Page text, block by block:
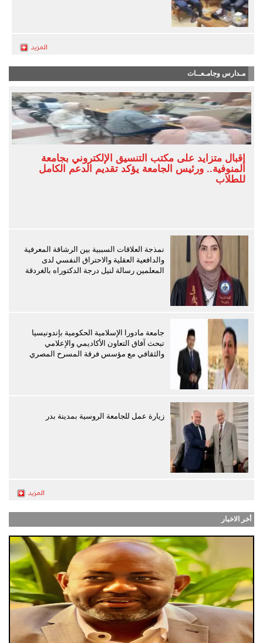
مـدارس وجامـعــات
إقبال متزايد على مكتب التنسيق الإلكتروني بجامعة
المنوفية.. ورئيس الجامعة يؤكد تقديم الدعم الكامل
للطلاب
نمذجة العلاقات السببية بين الرشاقة المعرفية
والدافعية العقلية والاحتراق النفسي لدى
المعلمين رسالة لنيل درجة الدكتوراه بالغردقة
جامعة مادورا الإسلامية الحكومية بإندونيسيا
تبحث آفاق التعاون الأكاديمي والإعلامي
والثقافي مع مؤسس فرقة المسرح المصري
زيارة عمل للجامعة الروسية بمدينة بدر
أخر الاخبار